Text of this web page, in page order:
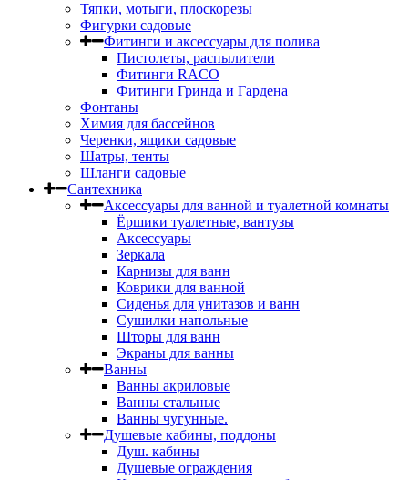
Тяпки, мотыги, плоскорезы
Фигурки садовые
Фитинги и аксессуары для полива
Пистолеты, распылители
Фитинги RACO
Фитинги Гринда и Гардена
Фонтаны
Химия для бассейнов
Черенки, ящики садовые
Шатры, тенты
Шланги садовые
Сантехника
Аксессуары для ванной и туалетной комнаты
Ёршики туалетные, вантузы
Аксессуары
Зеркала
Карнизы для ванн
Коврики для ванной
Сиденья для унитазов и ванн
Сушилки напольные
Шторы для ванн
Экраны для ванны
Ванны
Ванны акриловые
Ванны стальные
Ванны чугунные.
Душевые кабины, поддоны
Душ. кабины
Душевые ограждения